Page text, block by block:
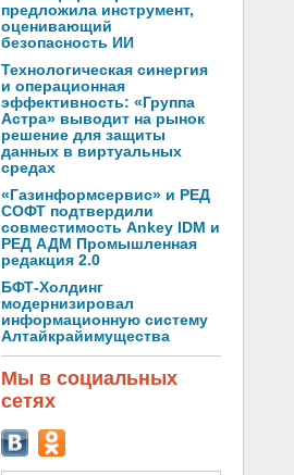
предложила инструмент,
оценивающий
безопасность ИИ
Технологическая синергия
и операционная
эффективность: «Группа
Астра» выводит на рынок
решение для защиты
данных в виртуальных
средах
«Газинформсервис» и РЕД
СОФТ подтвердили
совместимость Ankey IDM и
РЕД АДМ Промышленная
редакция 2.0
БФТ-Холдинг
модернизировал
информационную систему
Алтайкрайимущества
Мы в социальных
сетях